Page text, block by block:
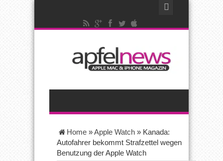
Home »Apple Watch » Kanada:
Autofahrer bekommt Strafzettel wegen
Benutzung der Apple Watch